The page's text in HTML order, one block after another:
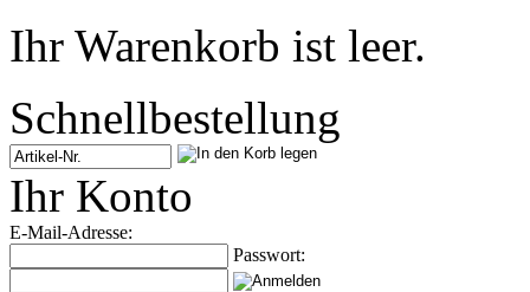
Ihr Warenkorb ist leer.
Schnellbestellung
Ihr Konto
E-Mail-Adresse:
Passwort: